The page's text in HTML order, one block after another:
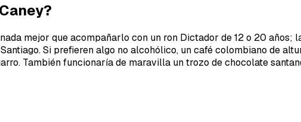
mejor que acompañarlo con un ron Dictador de 12 o 20
Si prefieren algo no alcohólico, un café colombiano de
También funcionaría de maravilla un trozo de chocolate